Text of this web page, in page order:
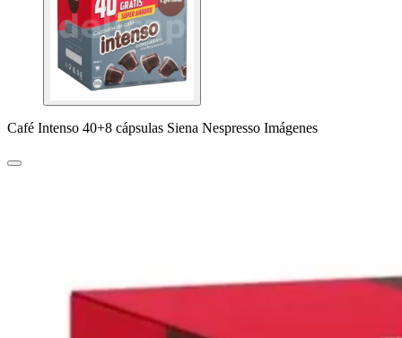
Café Intenso 40+8 cápsulas Siena Nespresso Imágenes